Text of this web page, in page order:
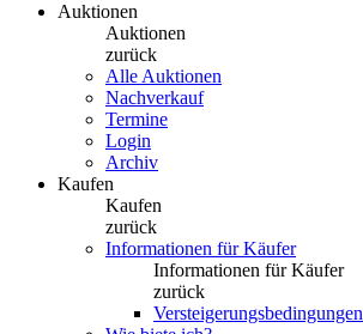
Auktionen
Auktionen
zurück
Alle Auktionen
Nachverkauf
Termine
Login
Archiv
Kaufen
Kaufen
zurück
Informationen für Käufer
Informationen für Käufer
zurück
Versteigerungsbedingungen